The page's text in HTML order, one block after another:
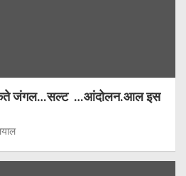
जंगल…सल्ट …आंदोलन.आल इस